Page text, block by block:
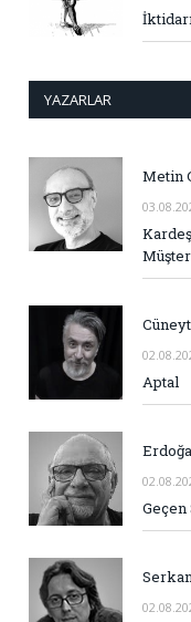
YAZARLAR
Metin
Aptal
Geçen